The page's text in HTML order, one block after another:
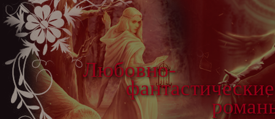
Любовно-
фантастические